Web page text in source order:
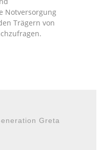
Notversorgung
Trägern von
Greta